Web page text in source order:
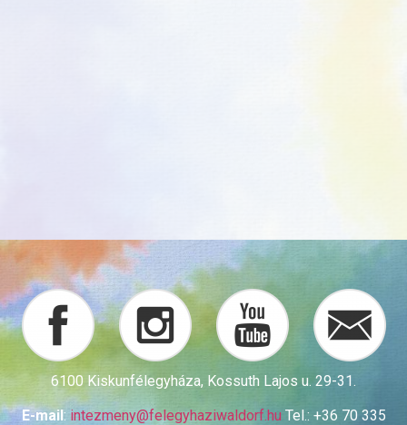
6100 Kiskunfélegyháza, Kossuth Lajos u. 29-31.
E-mail : intezmeny@felegyhaziwaldorf.hu Tel.: +36 70 335